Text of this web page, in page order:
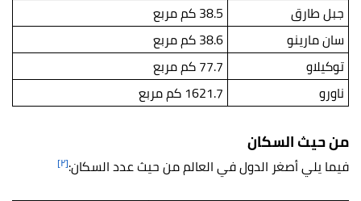
جبل طارق
38.5 كم مربع
سان مارينو
38.6 كم مربع
توكيلاو
77.7 كم مربع
ناورو
1621.7 كم مربع
من حيث السكان
فيما يلي أصغر الدول في العالم من حيث عدد السكان:[٢]